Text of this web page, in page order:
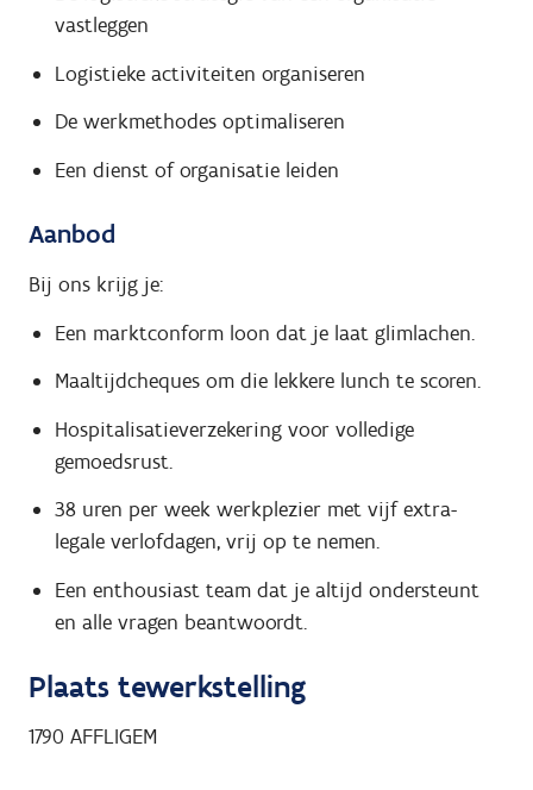
vastleggen
Logistieke activiteiten organiseren
De werkmethodes optimaliseren
Een dienst of organisatie leiden
Aanbod
Bij ons krijg je:
Een marktconform loon dat je laat glimlachen.
Maaltijdcheques om die lekkere lunch te scoren.
Hospitalisatieverzekering voor volledige
gemoedsrust.
38 uren per week werkplezier met vijf extra-
legale verlofdagen, vrij op te nemen.
Een enthousiast team dat je altijd ondersteunt
en alle vragen beantwoordt.
Plaats tewerkstelling
1790 AFFLIGEM